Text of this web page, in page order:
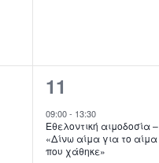
3
εκδηλώσεις,
11
09:00- 13:30
Εθελοντική αιμοδοσία –
«Δίνω αίμα για το αίμα
που χάθηκε»